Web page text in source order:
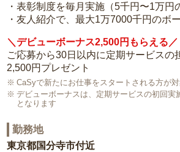
・表彰制度を毎月実施（5千円〜1万円
・友人紹介で、最大1万7000千円のボ
＼デビューボーナス2,500円もらえる／
ご応募から30日以内に定期サービスの
2,500円プレゼント
CaSyで新たにお仕事をスタートされる方が
デビューボーナスは、定期サービスの初回実
となります
勤務地
東京都国分寺市付近